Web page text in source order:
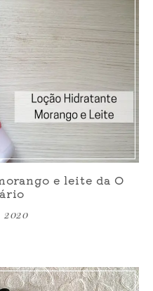
e leite da O
2020